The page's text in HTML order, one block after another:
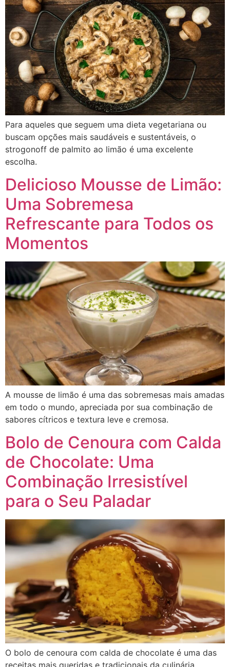
Para aqueles que seguem uma dieta vegetariana ou
buscam opções mais saudáveis e sustentáveis, o
strogonoff de palmito ao limão é uma excelente
escolha.
Delicioso Mousse de Limão:
Uma Sobremesa
Refrescante para Todos os
Momentos
A mousse de limão é uma das sobremesas mais amadas
em todo o mundo, apreciada por sua combinação de
sabores cítricos e textura leve e cremosa.
Bolo de Cenoura com Calda
de Chocolate: Uma
Combinação Irresistível
para o Seu Paladar
O bolo de cenoura com calda de chocolate é uma das
receitas mais queridas e tradicionais da culinária